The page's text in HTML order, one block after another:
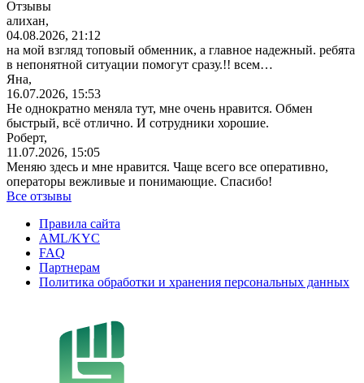
Отзывы
алихан,
04.08.2026, 21:12
на мой взгляд топовый обменник, а главное надежный. ребята
в непонятной ситуации помогут сразу.!! всем…
Яна,
16.07.2026, 15:53
Не однократно меняла тут, мне очень нравится. Обмен
быстрый, всё отлично. И сотрудники хорошие.
Роберт,
11.07.2026, 15:05
Меняю здесь и мне нравится. Чаще всего все оперативно,
операторы вежливые и понимающие. Спасибо!
Все отзывы
Правила сайта
AML/KYC
FAQ
Партнерам
Политика обработки и хранения персональных данных